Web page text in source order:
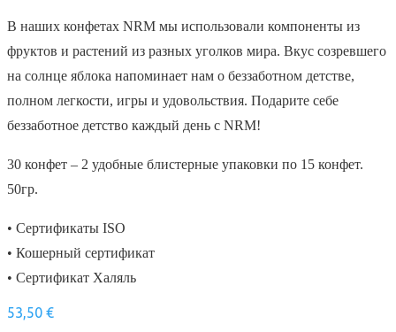
В наших конфетах NRM мы использовали компоненты из
фруктов и растений из разных уголков мира. Вкус созревшего
на солнце яблока напоминает нам о беззаботном детстве,
полном легкости, игры и удовольствия. Подарите себе
беззаботное детство каждый день с NRM!
30 конфет – 2 удобные блистерные упаковки по 15 конфет.
50гр.
• Сертификаты ISO
• Кошерный сертификат
• Сертификат Халяль
53,50 €